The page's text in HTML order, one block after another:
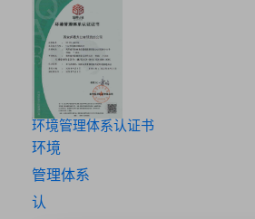
环境管理体系认证书
环境
管理体系
认